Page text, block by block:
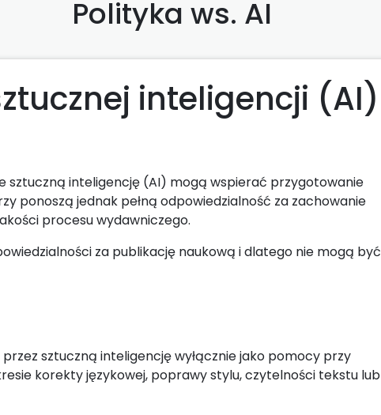
Polityka ws. AI
inteligencji (AI)
sztuczną inteligencję (AI) mogą wspierać przygotowanie
ponoszą jednak pełną odpowiedzialność za zachowanie
procesu wydawniczego.
za publikację naukową i dlatego nie mogą być
sztuczną inteligencję wyłącznie jako pomocy przy
korekty językowej, poprawy stylu, czytelności tekstu lub